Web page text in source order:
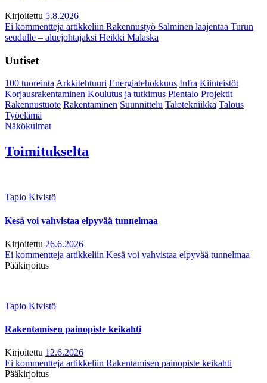
Kirjoitettu 5.8.2026
Ei kommentteja artikkeliin Rakennustyö Salminen laajentaa Turun
seudulle – aluejohtajaksi Heikki Malaska
Uutiset
100 tuoreintaArkkitehtuuri Energiatehokkuus Infra Kiinteistöt
Korjausrakentaminen Koulutus ja tutkimus Pientalo Projektit
Rakennustuote Rakentaminen Suunnittelu Talotekniikka Talous
Työelämä
Näkökulmat
Toimitukselta
Tapio Kivistö
Kesä voi vahvistaa elpyvää tunnelmaa
Kirjoitettu 26.6.2026
Ei kommentteja artikkeliin Kesä voi vahvistaa elpyvää tunnelmaa
Pääkirjoitus
Tapio Kivistö
Rakentamisen painopiste keikahti
Kirjoitettu 12.6.2026
Ei kommentteja artikkeliin Rakentamisen painopiste keikahti
Pääkirjoitus